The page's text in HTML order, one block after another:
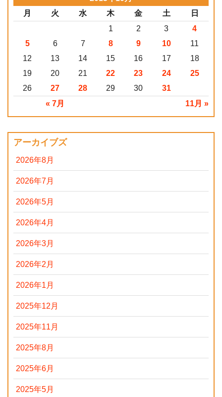
月
火 水 木 金 土 日
« 7月 11月 »
1 2 3
4
5
6 7 8 9 10
11
12
13 14 15 16 17
18
19
20 21 22 23 24
25
26
27 28 29 30 31
アーカイブズ
2026年8月
2026年7月
2026年5月
2026年4月
2026年3月
2026年2月
2026年1月
2025年12月
2025年11月
2025年8月
2025年6月
2025年5月